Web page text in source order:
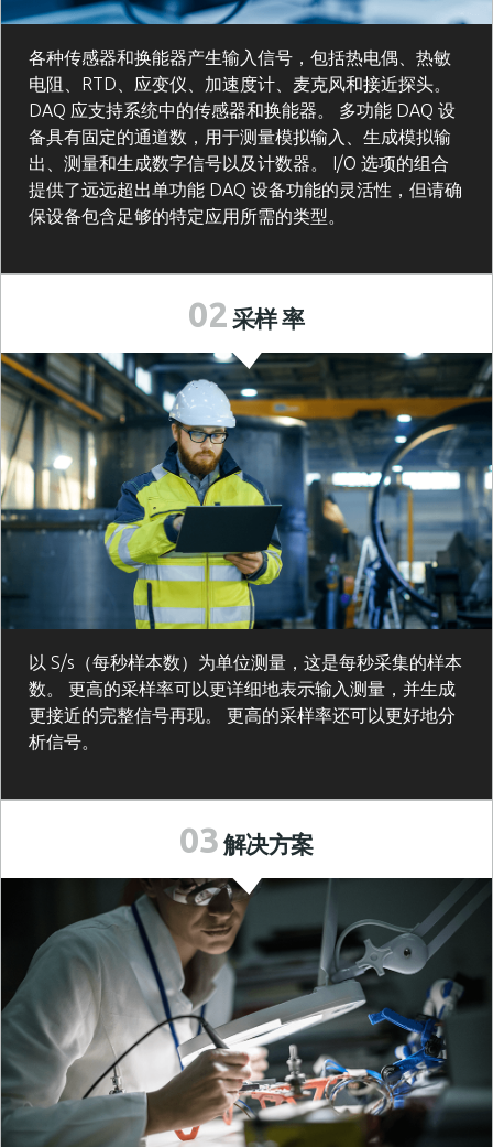
各种传感器和换能器产生输入信号，包括热电偶、热敏
电阻、RTD、应变仪、加速度计、麦克风和接近探头。
DAQ 应支持系统中的传感器和换能器。 多功能 DAQ 设
备具有固定的通道数，用于测量模拟输入、生成模拟输
出、测量和生成数字信号以及计数器。 I/O 选项的组合
提供了远远超出单功能 DAQ 设备功能的灵活性，但请确
保设备包含足够的特定应用所需的类型。
02 采样率
以 S/s（每秒样本数）为单位测量，这是每秒采集的样本
数。 更高的采样率可以更详细地表示输入测量，并生成
更接近的完整信号再现。 更高的采样率还可以更好地分
析信号。
03 解决方案